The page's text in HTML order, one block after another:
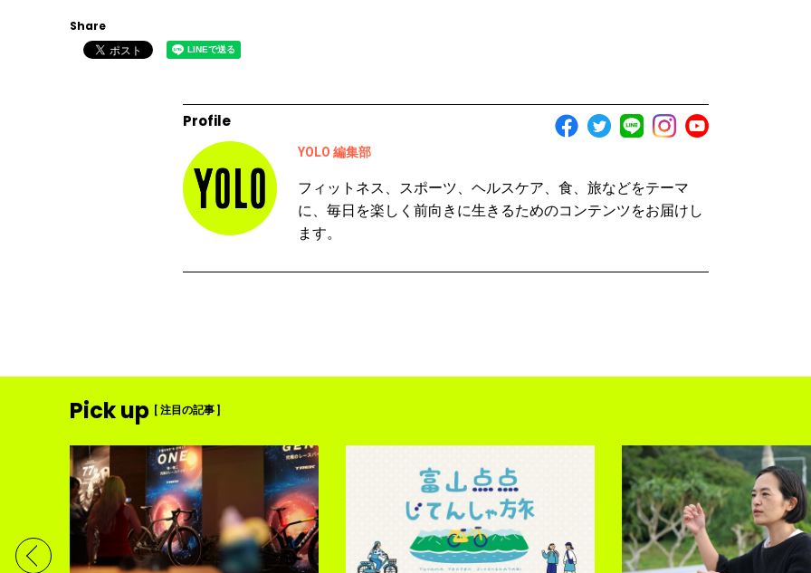
Share
Profile
YOLO 編集部
フィットネス、スポーツ、ヘルスケア、食、旅などをテーマ
に、毎日を楽しく前向きに生きるためのコンテンツをお届けし
ます。
Pick up [ 注目の記事 ]
現す